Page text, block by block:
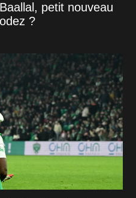
petit nouveau
?